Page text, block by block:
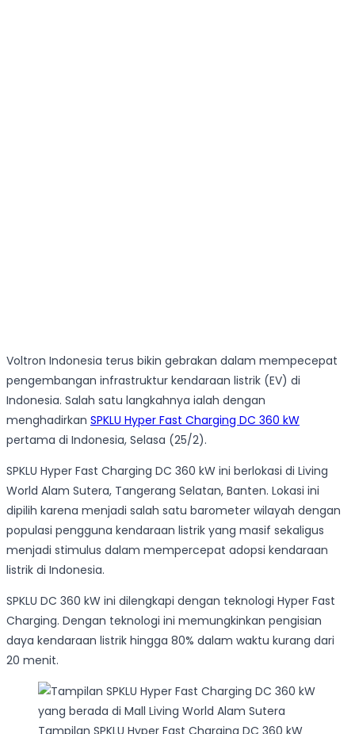
Voltron Indonesia terus bikin gebrakan dalam mempecepat
pengembangan infrastruktur kendaraan listrik (EV) di
Indonesia. Salah satu langkahnya ialah dengan
menghadirkan SPKLU Hyper Fast Charging DC 360 kW
pertama di Indonesia, Selasa (25/2).
SPKLU Hyper Fast Charging DC 360 kW ini berlokasi di Living
World Alam Sutera, Tangerang Selatan, Banten. Lokasi ini
dipilih karena menjadi salah satu barometer wilayah dengan
populasi pengguna kendaraan listrik yang masif sekaligus
menjadi stimulus dalam mempercepat adopsi kendaraan
listrik di Indonesia.
SPKLU DC 360 kW ini dilengkapi dengan teknologi Hyper Fast
Charging. Dengan teknologi ini memungkinkan pengisian
daya kendaraan listrik hingga 80% dalam waktu kurang dari
20 menit.